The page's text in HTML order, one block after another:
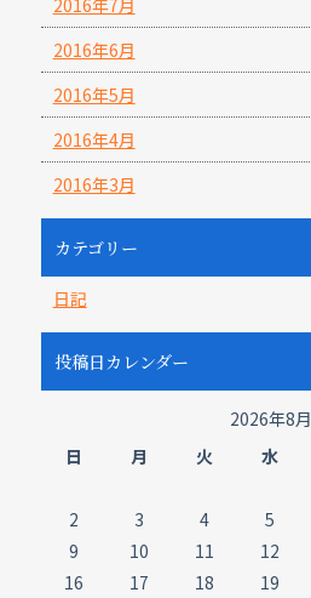
2016年6月
2016年5月
2016年4月
2016年3月
カテゴリー
日記
投稿日カレンダー
2026年8月
日
月 火 水
2
3 4 5
9
10 11 12
16
17 18 19